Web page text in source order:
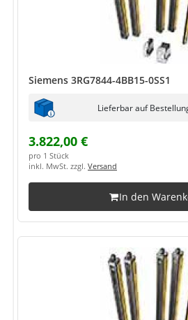
Siemens 3RG7844-4BB15-0SS1
Lieferbar auf
3.822,00 €
pro 1 Stück
inkl. MwSt. zzgl. Versand
In den